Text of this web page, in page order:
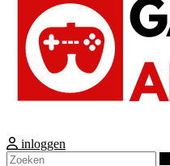
inloggen